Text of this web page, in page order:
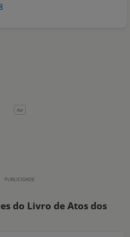
do Livro de Atos dos